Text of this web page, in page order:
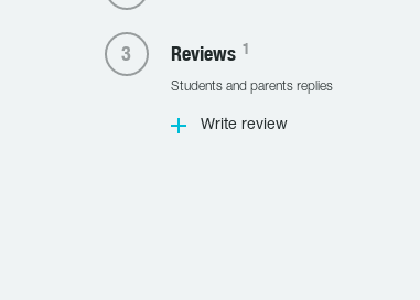
Reviews 1
Students and parents replies
Write review